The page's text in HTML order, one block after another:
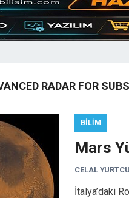
RADAR FOR
BILIM
Mars
CELAL YURTCU
İtalya’daki